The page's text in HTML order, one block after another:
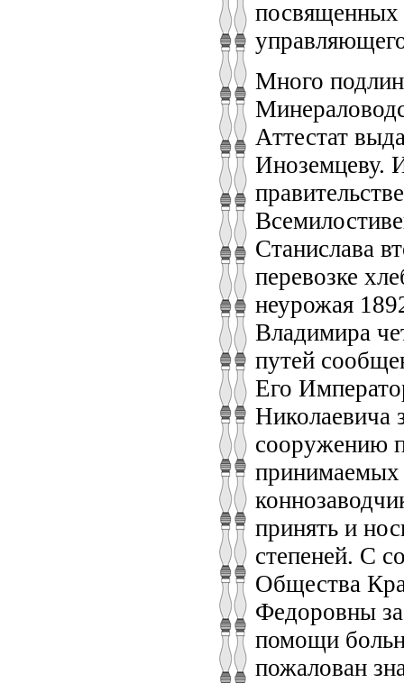
Много
Аттестат
Иноземцеву.
Станислава
перевозке
неурожая
Владимира
путей
Его
Николаевича
сооружению
принимаемых
принять и
степеней. С
Общества
Федоровны за
помощи
пожалован